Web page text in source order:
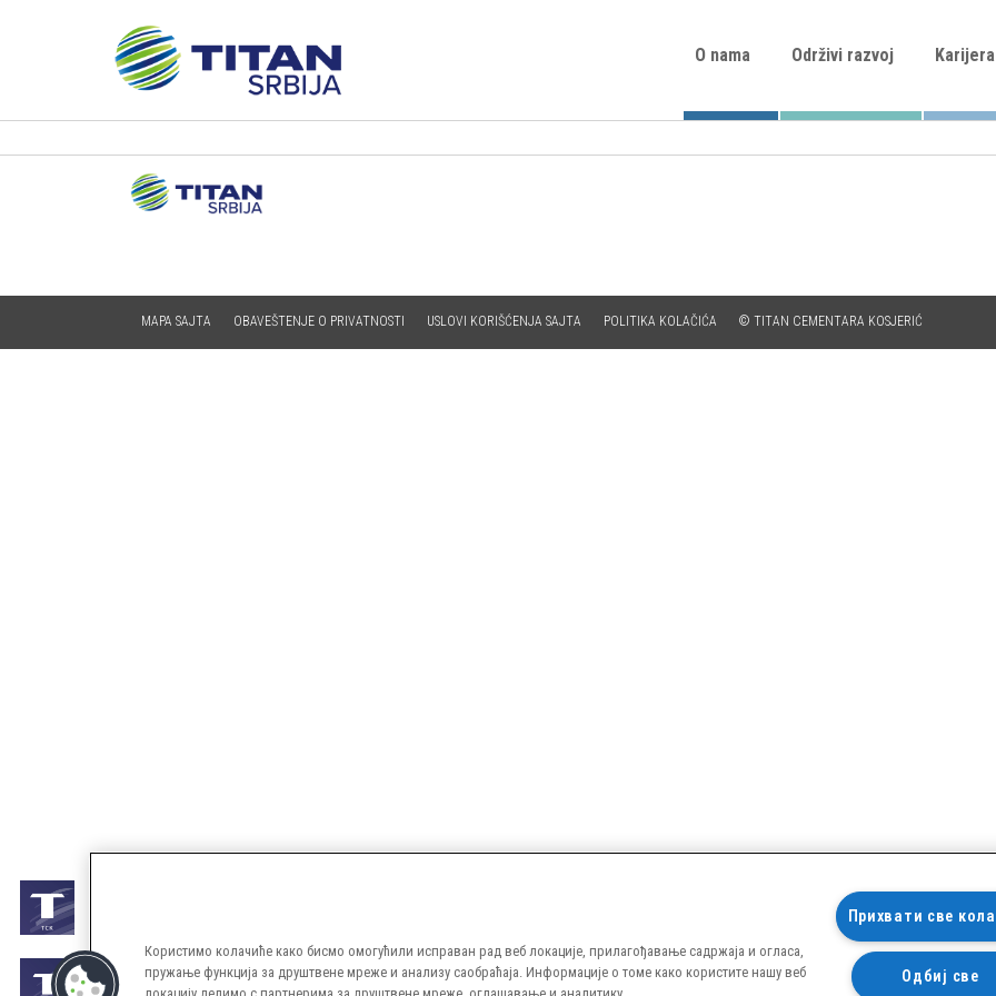
O nama Održivi razvoj Karijera
MAPA SAJTA OBAVEŠTENJE O PRIVATNOSTI USLOVI KORIŠĆENJA SAJTA POLITIKA KOLAČIĆA © TITAN CEMENTARA KOSJERIĆ
Користимо колачиће како бисмо омогућили исправан рад веб локације, прилагођавање садржаја и огласа,
пружање функција за друштвене мреже и анализу саобраћаја. Информације о томе како користите нашу веб
локацију делимо с партнерима за друштвене мреже, оглашавање и аналитику.
Прихвати све
Одбиј све